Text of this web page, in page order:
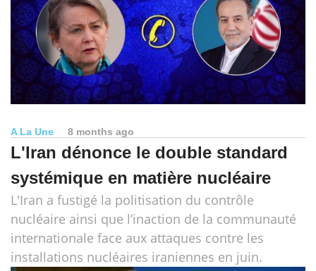
A La Une 8 months ago
L'Iran dénonce le double standard
systémique en matière nucléaire
L'Iran a fustigé la politisation du contrôle
nucléaire ainsi que l’inaction de la communauté
internationale face aux attaques contre les
installations nucléaires iraniennes en juin.